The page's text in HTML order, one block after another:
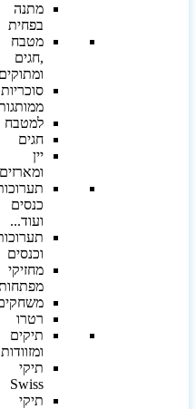
מתנה
בפחית
מטבח
,חגים
ומתוקים
סוכריות
ממותגות
למטבח
חגים
יין
ומארזים
תערוכות,
כנסים
ועוד...
תערוכות
וכנסים
מחזיקי
מפתחות
משחקים
רטרו
תיקים
ומזוודות
תיקי
Swiss
תיקי